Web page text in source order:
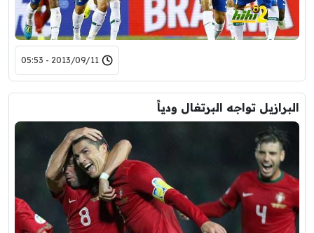
2013/09/11 - 05:53
البرازيل تواجه البرتغال ودياً